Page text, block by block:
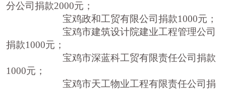
分公司捐款2000元；
宝鸡政和工贸有限公司捐款1000元；
宝鸡市建筑设计院建业工程管理公司
捐款1000元；
宝鸡市深蓝科工贸有限责任公司捐款
1000元；
宝鸡市天工物业工程有限责任公司捐